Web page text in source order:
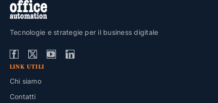
Tecnologie e strategie per il business digitale
LINK UTILI
Chi siamo
Contatti